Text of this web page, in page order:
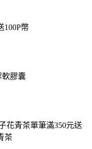
100P幣
軟膠囊
花青茶單筆滿350元送
茶